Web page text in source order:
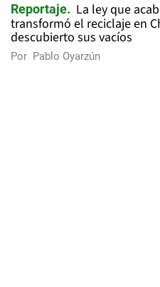
Reportaje
La ley que
transformó el reciclaje en
descubierto sus vacíos
Por Pablo Oyarzún